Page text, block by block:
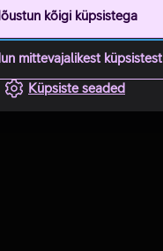
kõigi küpsistega
mittevajalikest küpsistest
Küpsiste seaded